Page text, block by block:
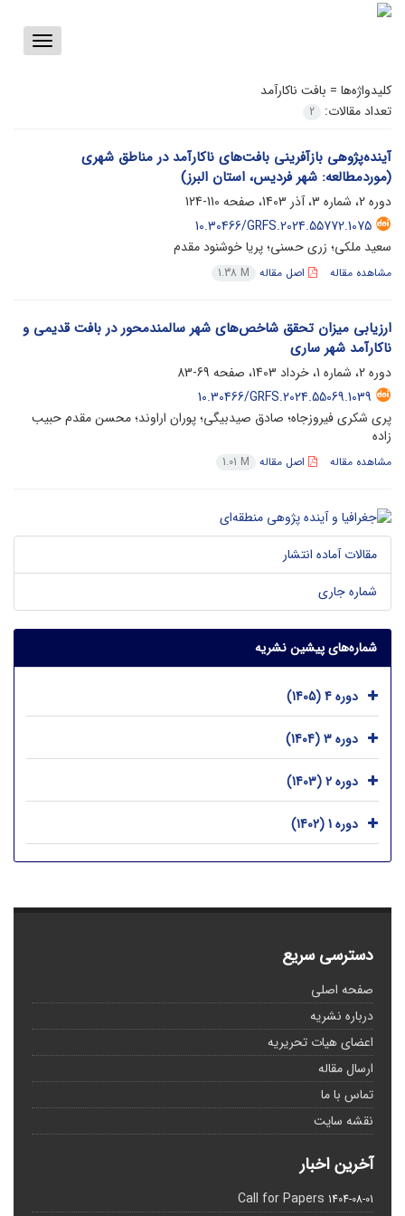
Toggle
کلیدواژه‌ها = بافت ناکارآمد
تعداد مقالات:
2
آینده‌پژوهی بازآفرینی بافت‌های ناکارآمد در مناطق شهری
(موردمطالعه: شهر فردیس، استان البرز)
دوره 2، شماره 3، آذر 1403، صفحه
110-124
10.30466/GRFS.2024.55772.1075
سعید ملکی؛ زری حسنی؛ پریا خوشنود مقدم
مشاهده مقاله اصل مقاله 1.38 M
ارزیابی میزان تحقق شاخص‌های شهر سالمندمحور در بافت قدیمی و
ناکارآمد شهر ساری
دوره 2، شماره 1، خرداد 1403، صفحه
69-83
10.30466/GRFS.2024.55069.1039
پری شکری فیروزجاه؛ صادق صیدبیگی؛ پوران اراوند؛ محسن مقدم حبیب
زاده
مشاهده مقاله اصل مقاله 1.01 M
مقالات آماده انتشار
شماره جاری
شماره‌های پیشین نشریه
دوره 4 (1405)
دوره 3 (1404)
دوره 2 (1403)
دوره 1 (1402)
دسترسی سریع
صفحه اصلی
درباره نشریه
اعضای هیات تحریریه
ارسال مقاله
تماس با ما
نقشه سایت
آخرین اخبار
Call for Papers 1404-08-01